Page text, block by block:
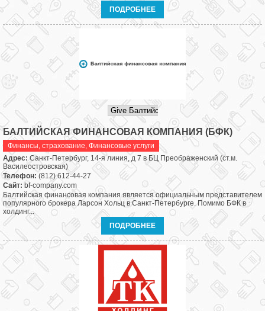
ПОДРОБНЕЕ
БАЛТИЙСКАЯ ФИНАНСОВАЯ КОМПАНИЯ (БФК)
Финансы, страхование, Финансовые услуги
Адрес:Санкт-Петербург, 14-я линия, д 7 в БЦ Преображенский (ст.м.
Василеостровская)
Телефон: (812) 612-44-27
Сайт:bf-company.com
Балтийская финансовая компания является официальным представителем
популярного брокера Ларсон Хольц в Санкт-Петербурге. Помимо БФК в
холдинг...
ПОДРОБНЕЕ